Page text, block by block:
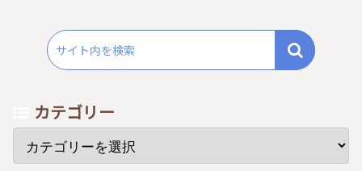
カテゴリー